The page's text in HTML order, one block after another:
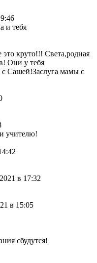
и тебя
это круто!!! Света,родная
Они у тебя
с Сашей!Заслуга мамы с
учителю!
в 17:32
в 15:05
сбудутся!